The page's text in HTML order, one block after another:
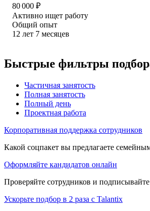
80 000 ₽
Активно ищет работу
Общий опыт
12 лет 7 месяцев
Быстрые фильтры
Частичная занятость
Полная занятость
Полный день
Проектная работа
Корпоративная поддержка сотрудников
Какой соцпакет вы предлагаете
Оформляйте кандидатов онлайн
Проверяйте сотрудников и
Ускорьте подбор в 2 раза с Talantix